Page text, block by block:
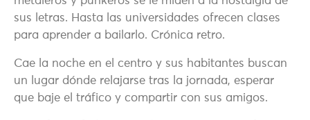
sus letras. Hasta las universidades ofrecen clases
para aprender a bailarlo. Crónica retro.
Cae la noche en el centro y sus habitantes buscan
un lugar dónde relajarse tras la jornada, esperar
que baje el tráfico y compartir con sus amigos.